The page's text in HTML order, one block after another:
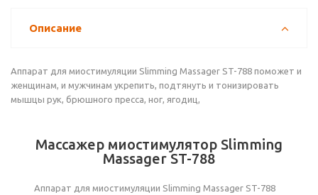
Описание
Аппарат для миостимуляции Slimming Massager ST-788 поможет и
женщинам, и мужчинам укрепить, подтянуть и тонизировать
мышцы рук, брюшного пресса, ног, ягодиц,
Массажер миостимулятор Slimming
Massager ST-788
Аппарат для миостимуляции Slimming Massager ST-788